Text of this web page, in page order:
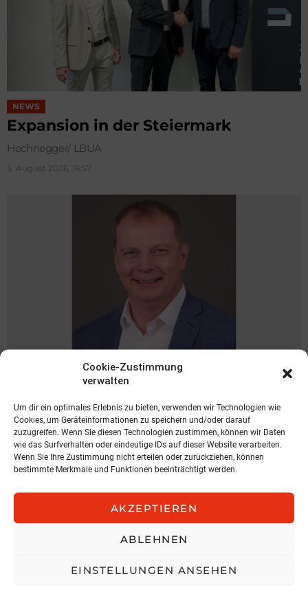
Cookie-Zustimmung
verwalten
Um dir ein optimales Erlebnis zu bieten, verwenden wir Technologien wie
Cookies, um Geräteinformationen zu speichern und/oder darauf
zuzugreifen. Wenn Sie diesen Technologien zustimmen, können wir Daten
wie das Surfverhalten oder eindeutige IDs auf dieser Website verarbeiten.
Wenn Sie Ihre Zustimmung nicht erteilen oder zurückziehen, können
bestimmte Merkmale und Funktionen beeinträchtigt werden.
AKZEPTIEREN
ABLEHNEN
EINSTELLUNGEN ANSEHEN
NEWS
Expansion in der Steiermark
Hochnegger/ LBUA
5. August 2026, 16:57
KOBAN SÜDVERS
3. August 2026, 11:04